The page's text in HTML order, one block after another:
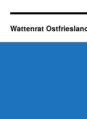
Wattenrat